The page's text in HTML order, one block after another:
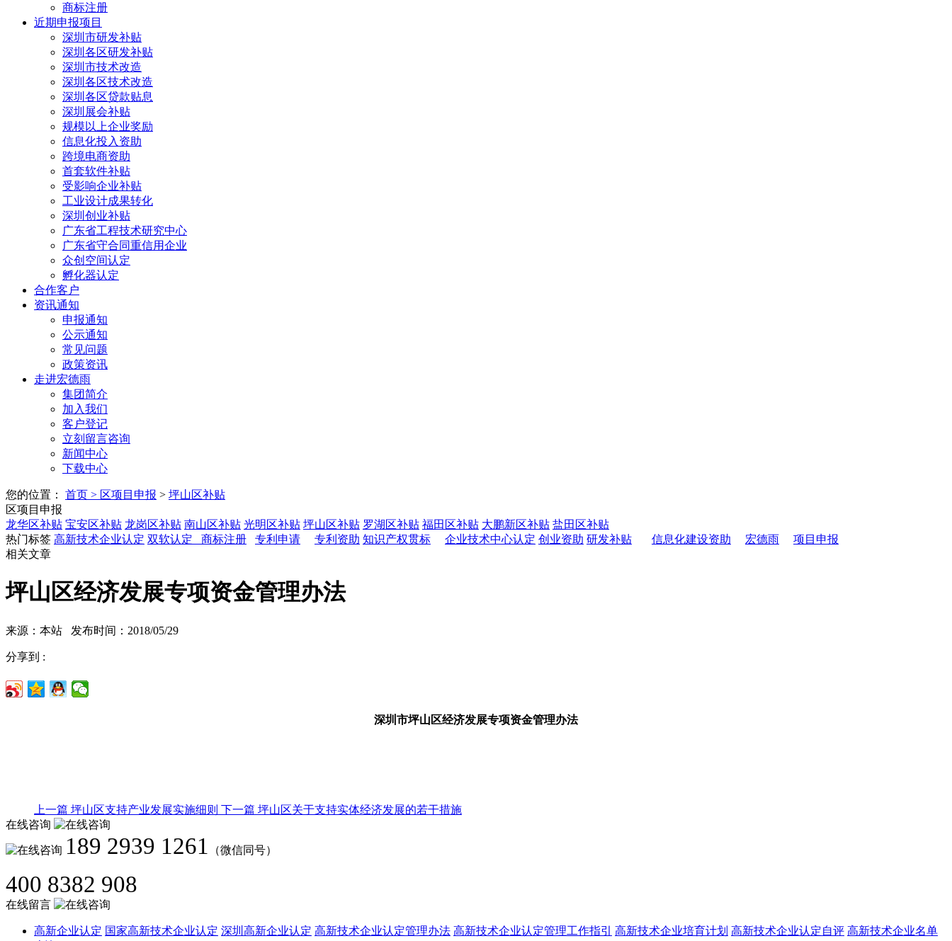
商标注册
近期申报项目
深圳市研发补贴
深圳各区研发补贴
深圳市技术改造
深圳各区技术改造
深圳各区贷款贴息
深圳展会补贴
规模以上企业奖励
信息化投入资助
跨境电商资助
首套软件补贴
受影响企业补贴
工业设计成果转化
深圳创业补贴
广东省工程技术研究中心
广东省守合同重信用企业
众创空间认定
孵化器认定
合作客户
资讯通知
申报通知
公示通知
常见问题
政策资讯
走进宏德雨
集团简介
加入我们
客户登记
立刻留言咨询
新闻中心
下载中心
您的位置： 首页 > 区项目申报 > 坪山区补贴
区项目申报
龙华区补贴 宝安区补贴 龙岗区补贴 南山区补贴 光明区补贴 坪山区补贴 罗湖区补贴 福田区补贴 大鹏新区补贴 盐田区补贴
热门标签 高新技术企业认定 双软认定 商标注册 专利申请 专利资助 知识产权贯标 企业技术中心认定 创业资助 研发补贴 信息化建设资助 宏德雨
项目申报
相关文章
坪山区经济发展专项资金管理办法
来源：本站 发布时间：2018/05/29
分享到 :
深圳市坪山区经济发展专项资金管理办法
上一篇 坪山区支持产业发展实施细则 下一篇 坪山区关于支持实体经济发展的若干措施
在线咨询
189 2939 1261 （微信同号）
400 8382 908
在线留言
高新企业认定 国家高新技术企业认定 深圳高新企业认定 高新技术企业认定管理办法 高新技术企业认定管理工作指引 高新技术企业培育计划 高新技术企业认定自评 高新技术企业名单